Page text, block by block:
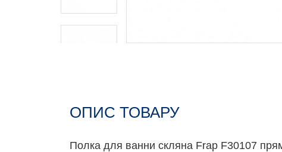
ОПИС ТОВАРУ
Полка для ванни скляна Frap F30107